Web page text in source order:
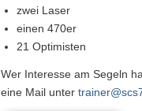
zwei Laser
einen 470er
21 Optimisten
Wer Interesse am Segeln
eine Mail unter